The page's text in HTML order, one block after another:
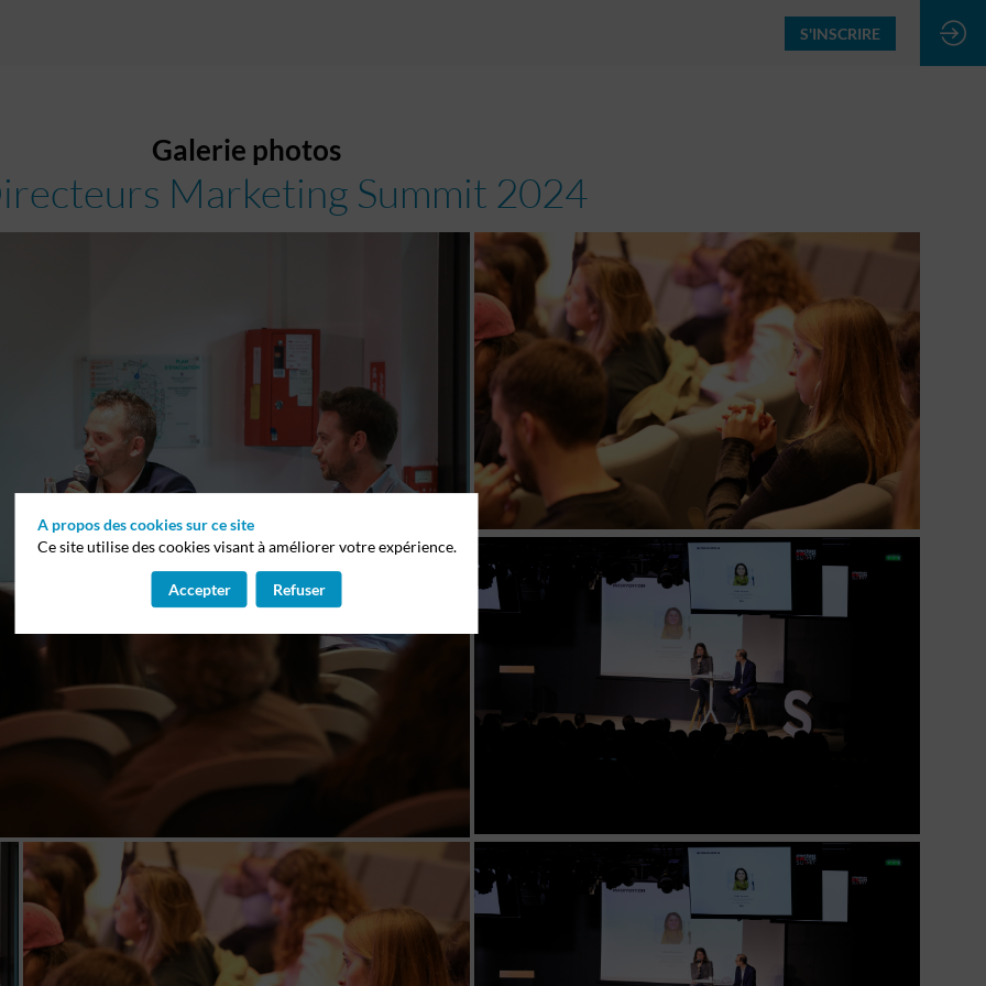
S'INSCRIRE
Galerie photos
Marketing Summit 2024
A propos des cookies sur ce site
Ce site utilise des cookies visant à améliorer votre expérience.
Accepter Refuser